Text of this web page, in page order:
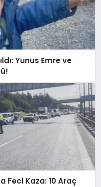
Yunus Emre ve
Feci Kaza: 10 Araç